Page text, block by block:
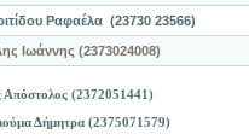
Ραφαέλα (23730 23566)
Ιωάννης (2373024008)
Απόστολος (2372051441)
Δήμητρα (2375071579)